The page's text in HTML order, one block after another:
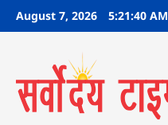
SkipAugust 7, 2026 5:21:41 AM